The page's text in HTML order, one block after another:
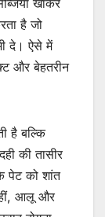
खाकर
है जो
दे। ऐसे में
और बेहतरीन
है बल्कि
की तासीर
पेट को शांत
आलू और